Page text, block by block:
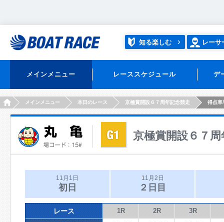
知る楽しむ レーサ
メインメニュー レーススケジュール デ
HOMEメインメニュー 本日のレース 京極賞開設６７周年記念競走 得点率
京極賞開設６７
11月1日
初日
11月2日
２日目
レース 1R 2R 3R